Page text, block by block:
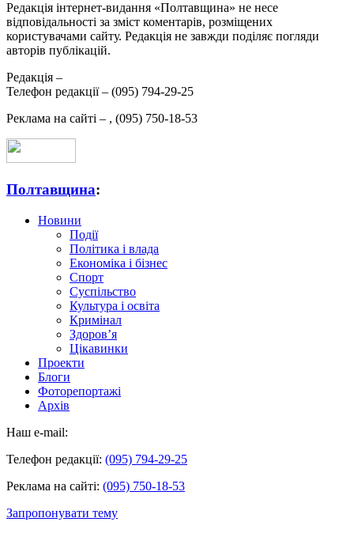
Редакція інтернет-видання «Полтавщина» не несе
відповідальності за зміст коментарів, розміщених
користувачами сайту. Редакція не завжди поділяє погляди
авторів публікацій.
Редакція –
Телефон редакції – (095) 794-29-25
Реклама на сайті – , (095) 750-18-53
Полтавщина:
Новини
Події
Політика і влада
Економіка і бізнес
Спорт
Суспільство
Культура і освіта
Кримінал
Здоров’я
Цікавинки
Проекти
Блоги
Фоторепортажі
Архів
Наш e-mail:
Телефон редакції: (095) 794-29-25
Реклама на сайті: (095) 750-18-53
Запропонувати тему